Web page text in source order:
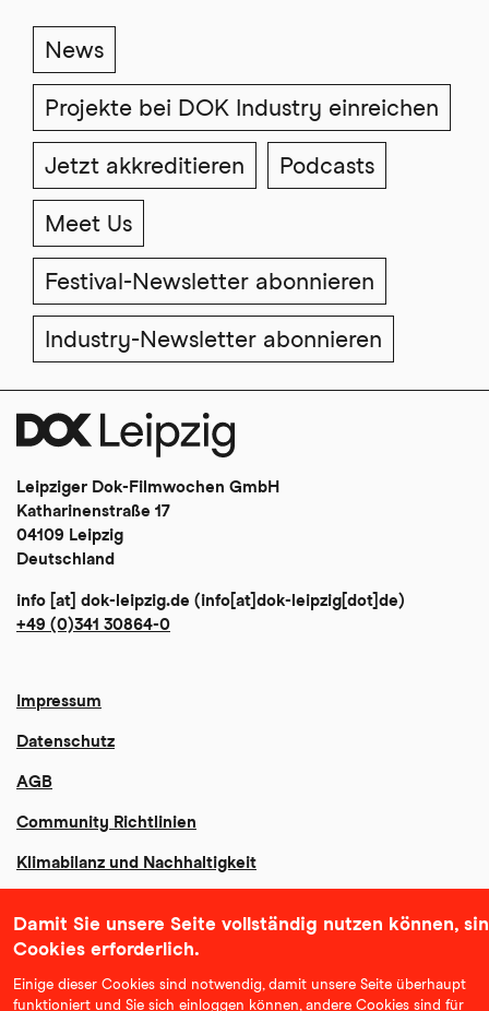
News
Projekte bei DOK Industry einreichen
Jetzt akkreditieren Podcasts
Meet Us
Festival-Newsletter abonnieren
Industry-Newsletter abonnieren
Leipziger Dok-Filmwochen GmbH
Katharinenstraße 17
04109 Leipzig
Deutschland
info [at] dok-leipzig.de (info[at]dok-leipzig[dot]de)
+49 (0)341 30864-0
Impressum
Datenschutz
AGB
Community Richtlinien
Klimabilanz und Nachhaltigkeit
Damit Sie unsere Seite vollständig nutzen können,
Cookies erforderlich.
Einige dieser Cookies sind notwendig, damit unsere Seite überhaupt
funktioniert und Sie sich einloggen können, andere Cookies sind für